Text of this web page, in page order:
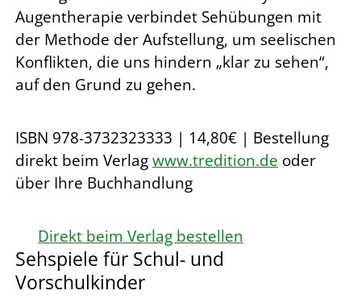
Augentherapie verbindet Sehübungen mit
der Methode der Aufstellung, um seelischen
Konflikten, die uns hindern „klar zu sehen“,
auf den Grund zu gehen.
ISBN 978-3732323333 | 14,80€ | Bestellung
direkt beim Verlagwww.tredition.de oder
über Ihre Buchhandlung
Direkt beim Verlag bestellen
Sehspiele für Schul- und
Vorschulkinder